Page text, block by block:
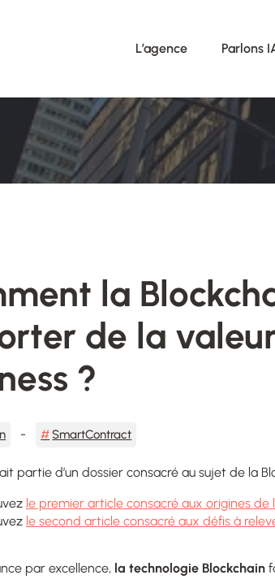
L’agence Parlons
la
de la
?
SmartContract
partie d’un dossier consacré au sujet de la
le premier article consacré aux origines de
le second article consacré aux défis à
par excellence, la technologie Blockchain